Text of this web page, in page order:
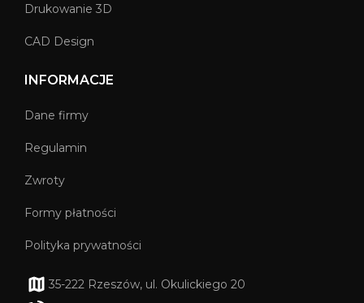
Drukowanie 3D
CAD Design
INFORMACJE
Dane firmy
Regulamin
Zwroty
Formy płatności
Polityka prywatności
35-222 Rzeszów, ul. Okulickiego 20